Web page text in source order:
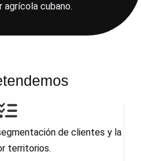
agrícola cubano.
de clientes y la
territorios.